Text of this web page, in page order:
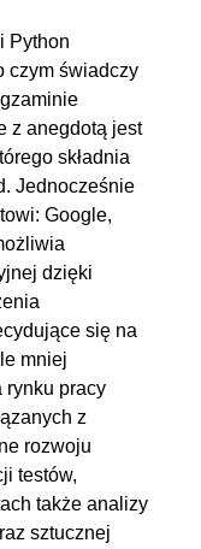
Python
czym świadczy
z anegdotą jest
składnia
Jednocześnie
Google,
dzięki
się na
mniej
rynku pracy
z
rozwoju
testów,
także analizy
sztucznej